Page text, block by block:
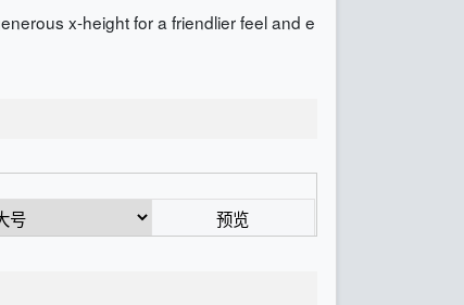
x-height for a friendlier feel and e
预览